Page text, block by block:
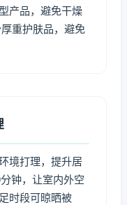
产品，避免干燥
重护肤品，避免
境打理，提升居
钟，让室内外空
时段可晾晒被